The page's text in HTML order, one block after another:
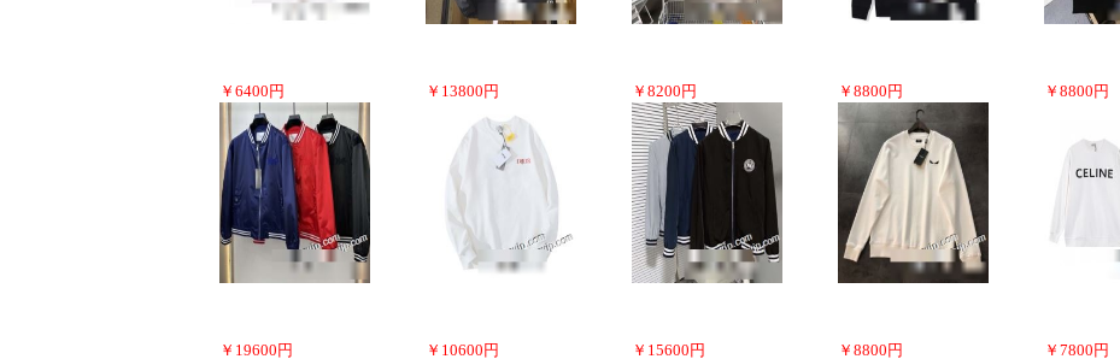
￥ 6400 円 ￥ 13800 円 ￥ 8200 円 ￥ 8800 円 ￥ 8800 円
￥ 19600 円 ￥ 10600 円 ￥ 15600 円 ￥ 8800 円 ￥ 7800 円